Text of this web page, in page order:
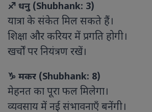
♐ धनु (Shubhank: 3)
यात्रा के संकेत मिल सकते हैं।
शिक्षा और करियर में प्रगति होगी।
खर्चों पर नियंत्रण रखें।
♑ मकर (Shubhank: 8)
मेहनत का पूरा फल मिलेगा।
व्यवसाय में नई संभावनाएँ बनेंगी।